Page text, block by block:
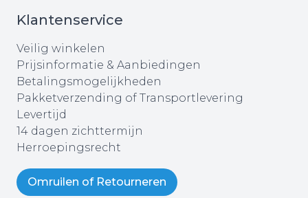
Klantenservice
Veilig winkelen
Prijsinformatie & Aanbiedingen
Betalingsmogelijkheden
Pakketverzending of Transportlevering
Levertijd
14 dagen zichttermijn
Herroepingsrecht
Omruilen of Retourneren